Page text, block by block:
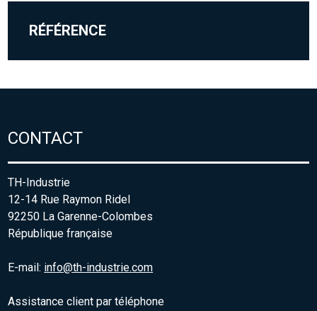
RÉFÉRENCE
CONTACT
TH-Industrie
12-14 Rue Raymon Ridel
92250 La Garenne-Colombes
République française
E-mail: info@th-industrie.com
Assistance client par téléphone